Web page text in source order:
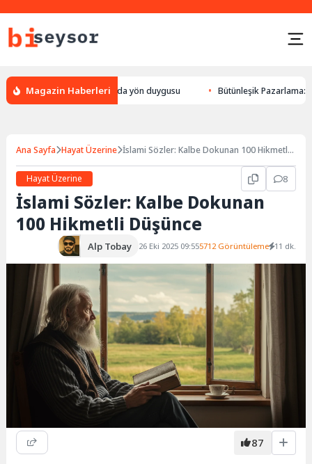
Magazin Haberleri
hayvanlarda yön duygusu Bütünleşik Pazarlama: Markalarla
Ana Sayfa Hayat Üzerine İslami Sözler: Kalbe Dokunan 100 Hikmetli
Hayat Üzerine
8
İslami Sözler: Kalbe Dokunan
100 Hikmetli Düşünce
Alp Tobay 26 Eki 2025 09:555712 Görüntüleme 11 dk.
87